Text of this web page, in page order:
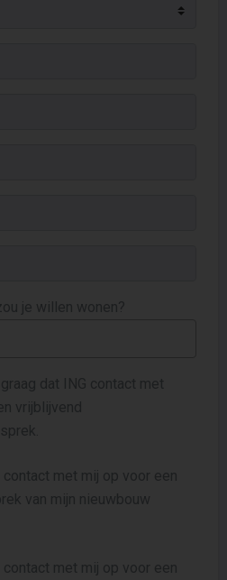
je willen wonen?
dat ING contact met
vrijblijvend
met mij op voor een
van mijn nieuwbouw
met mij op voor een